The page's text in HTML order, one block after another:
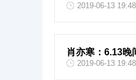
2019-06-13
肖亦寒：6.13晚
2019-06-13